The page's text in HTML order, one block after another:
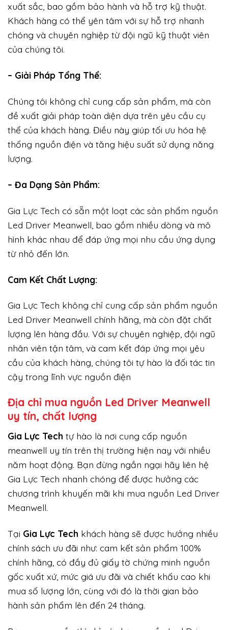
xuất sắc, bao gồm bảo hành và hỗ trợ kỹ thuật.
Khách hàng có thể yên tâm với sự hỗ trợ nhanh
chóng và chuyên nghiệp từ đội ngũ kỹ thuật viên
của chúng tôi.
– Giải Pháp Tổng Thể:
Chúng tôi không chỉ cung cấp sản phẩm, mà còn
đề xuất giải pháp toàn diện dựa trên yêu cầu cụ
thể của khách hàng. Điều này giúp tối ưu hóa hệ
thống nguồn điện và tăng hiệu suất sử dụng năng
lượng.
– Đa Dạng Sản Phẩm:
Gia Lực Tech có sẵn một loạt các sản phẩm nguồn
Led Driver Meanwell, bao gồm nhiều dòng và mô
hình khác nhau để đáp ứng mọi nhu cầu ứng dụng
từ nhỏ đến lớn.
Cam Kết Chất Lượng:
Gia Lực Tech không chỉ cung cấp sản phẩm nguồn
Led Driver Meanwell chính hãng, mà còn đặt chất
lượng lên hàng đầu. Với sự chuyên nghiệp, đội ngũ
nhân viên tận tâm, và cam kết đáp ứng mọi yêu
cầu của khách hàng, chúng tôi tự hào là đối tác tin
cậy trong lĩnh vực nguồn điện
Địa chỉ mua nguồn Led Driver Meanwell
uy tín, chất lượng
Gia Lực Tech tự hào là nơi cung cấp nguồn
meanwell uy tín trên thị trường hiện nay với nhiều
năm hoạt động. Bạn đừng ngần ngại hãy liên hệ
Gia Lực Tech nhanh chóng để được hưởng các
chương trình khuyến mãi khi mua nguồn Led Driver
Meanwell.
Tại Gia Lực Tech khách hàng sẽ được hưởng nhiều
chính sách ưu đãi như: cam kết sản phẩm 100%
chính hãng, có đầy đủ giấy tờ chứng minh nguồn
gốc xuất xứ, mức giá ưu đãi và chiết khấu cao khi
mua số lượng lớn, cùng với đó là thời gian bảo
hành sản phẩm lên đến 24 tháng.